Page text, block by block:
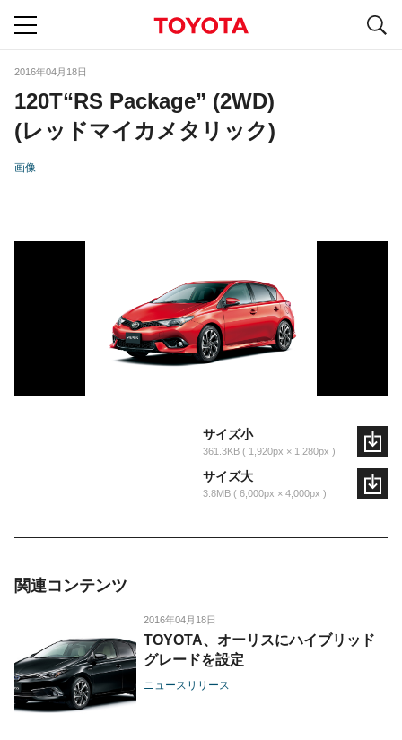
2016年04月18日
120T“RS Package” (2WD)
(レッドマイカメタリック)
画像
サイズ小
361.3KB 1,920px × 1,280px
サイズ大
3.8MB 6,000px × 4,000px
関連コンテンツ
2016年04月18日
TOYOTA、オーリスにハイブリッド
グレードを設定
ニュースリリース